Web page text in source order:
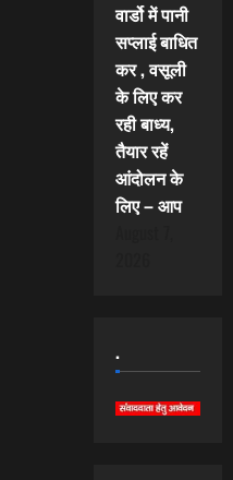
वार्डो में पानी
सप्लाई बाधित
कर , वसूली
के लिए कर
रही बाध्य,
तैयार रहें
आंदोलन के
लिए – आप
.